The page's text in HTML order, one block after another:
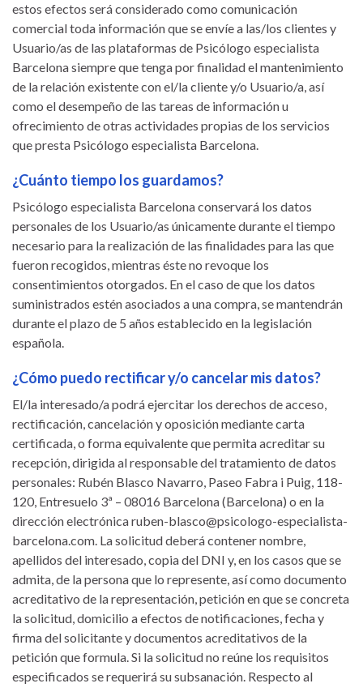
estos efectos será considerado como comunicación
comercial toda información que se envíe a las/los clientes y
Usuario/as de las plataformas de Psicólogo especialista
Barcelona siempre que tenga por finalidad el mantenimiento
de la relación existente con el/la cliente y/o Usuario/a, así
como el desempeño de las tareas de información u
ofrecimiento de otras actividades propias de los servicios
que presta Psicólogo especialista Barcelona.
¿Cuánto tiempo los guardamos?
Psicólogo especialista Barcelona conservará los datos
personales de los Usuario/as únicamente durante el tiempo
necesario para la realización de las finalidades para las que
fueron recogidos, mientras éste no revoque los
consentimientos otorgados. En el caso de que los datos
suministrados estén asociados a una compra, se mantendrán
durante el plazo de 5 años establecido en la legislación
española.
¿Cómo puedo rectificar y/o cancelar mis datos?
El/la interesado/a podrá ejercitar los derechos de acceso,
rectificación, cancelación y oposición mediante carta
certificada, o forma equivalente que permita acreditar su
recepción, dirigida al responsable del tratamiento de datos
personales: Rubén Blasco Navarro, Paseo Fabra i Puig, 118-
120, Entresuelo 3ª – 08016 Barcelona (Barcelona) o en la
dirección electrónica ruben-blasco@psicologo-especialista-
barcelona.com. La solicitud deberá contener nombre,
apellidos del interesado, copia del DNI y, en los casos que se
admita, de la persona que lo represente, así como documento
acreditativo de la representación, petición en que se concreta
la solicitud, domicilio a efectos de notificaciones, fecha y
firma del solicitante y documentos acreditativos de la
petición que formula. Si la solicitud no reúne los requisitos
especificados se requerirá su subsanación. Respecto al